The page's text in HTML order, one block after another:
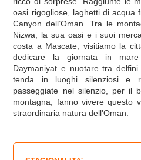
oasi rigogliose, laghetti di acqua
Canyon dell’Oman. Tra le
Nizwa, la sua oasi e i suoi
costa a Mascate, visitiamo la
dedicare la giornata in
Daymaniyat e nuotare tra
tenda in luoghi silenziosi e
passeggiate nel silenzio, per il
montagna, fanno vivere questo
straordinaria natura dell'Oman.